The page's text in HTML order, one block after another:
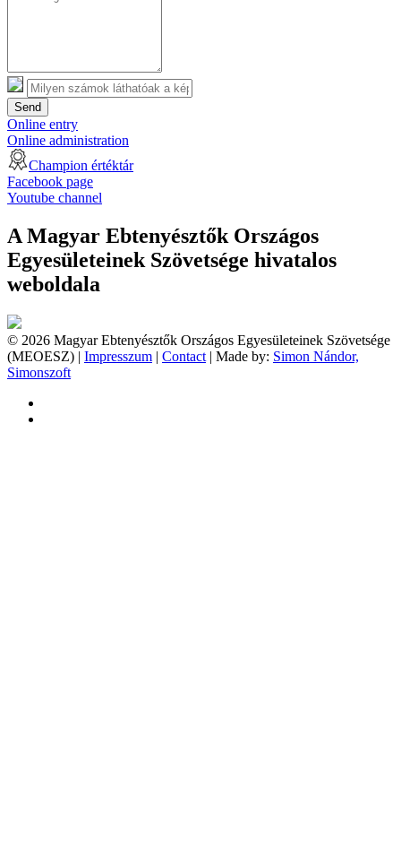
Send
Online entry
Online administration
Champion értéktár
Facebook page
Youtube channel
A Magyar Ebtenyésztők Országos
Egyesületeinek Szövetsége hivatalos
weboldala
© 2026 Magyar Ebtenyésztők Országos Egyesületeinek Szövetsége
(MEOESZ) | Impresszum | Contact | Made by: Simon Nándor,
Simonszoft